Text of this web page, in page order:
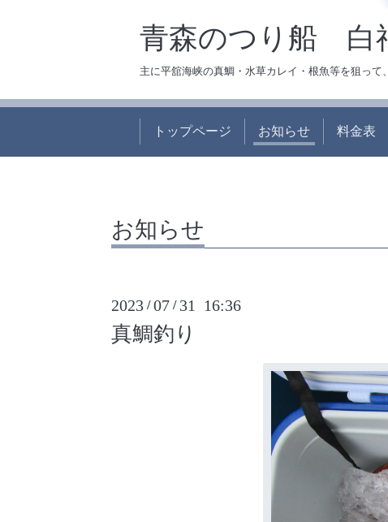
青森のつり船 白
主に平舘海峡の真鯛・水草カレイ・根魚等を狙って
トップページ お知らせ 料金表
お知らせ
2023 /07 / 31 16:36
真鯛釣り